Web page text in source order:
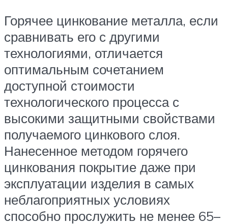
Горячее цинкование металла, если
сравнивать его с другими
технологиями, отличается
оптимальным сочетанием
доступной стоимости
технологического процесса с
высокими защитными свойствами
получаемого цинкового слоя.
Нанесенное методом горячего
цинкования покрытие даже при
эксплуатации изделия в самых
неблагоприятных условиях
способно прослужить не менее 65–